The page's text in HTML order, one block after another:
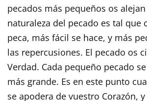
pecados más pequeños os
naturaleza del pecado es tal que
peca, más fácil se hace, y más
las repercusiones. El pecado os
Verdad. Cada pequeño pecado
más grande. Es en este punto
se apodera de vuestro Corazón,